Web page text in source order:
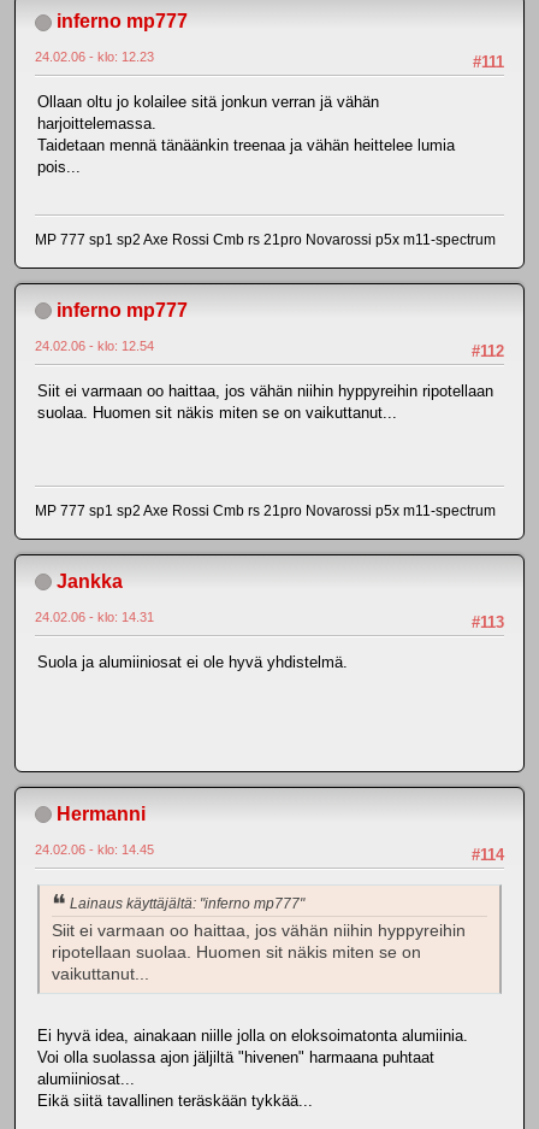
inferno mp777
#111
24.02.06 - klo: 12.23
Ollaan oltu jo kolailee sitä jonkun verran jä vähän
harjoittelemassa.
Taidetaan mennä tänäänkin treenaa ja vähän heittelee lumia
pois...
MP 777 sp1 sp2 Axe Rossi Cmb rs 21pro Novarossi p5x m11-spectrum
inferno mp777
#112
24.02.06 - klo: 12.54
Siit ei varmaan oo haittaa, jos vähän niihin hyppyreihin ripotellaan
suolaa. Huomen sit näkis miten se on vaikuttanut...
MP 777 sp1 sp2 Axe Rossi Cmb rs 21pro Novarossi p5x m11-spectrum
Jankka
#113
24.02.06 - klo: 14.31
Suola ja alumiiniosat ei ole hyvä yhdistelmä.
Hermanni
#114
24.02.06 - klo: 14.45
Lainaus käyttäjältä: "inferno mp777"
Siit ei varmaan oo haittaa, jos vähän niihin hyppyreihin
ripotellaan suolaa. Huomen sit näkis miten se on
vaikuttanut...
Ei hyvä idea, ainakaan niille jolla on eloksoimatonta alumiinia.
Voi olla suolassa ajon jäljiltä "hivenen" harmaana puhtaat
alumiiniosat...
Eikä siitä tavallinen teräskään tykkää...